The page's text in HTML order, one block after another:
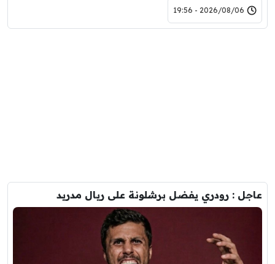
2026/08/06 - 19:56
عاجل : رودري يفضل برشلونة على ريال مدريد